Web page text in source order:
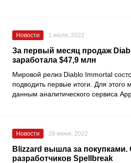
Новости 1 июля, 2022
За первый месяц продаж
заработала $47,9 млн
Мировой релиз Diablo Immortal
подводить первые итоги. Для этого
данным аналитического сервиса
Новости 29 июня, 2022
Blizzard вышла за покупками.
разработчиков Spellbreak